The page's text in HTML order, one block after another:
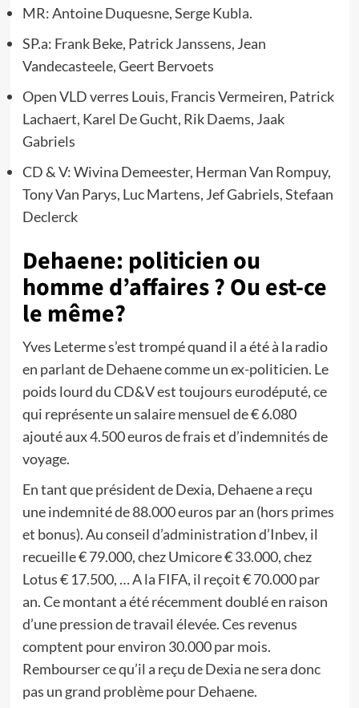
MR: Antoine Duquesne, Serge Kubla.
SP.a: Frank Beke, Patrick Janssens, Jean
Vandecasteele, Geert Bervoets
Open VLD verres Louis, Francis Vermeiren, Patrick
Lachaert, Karel De Gucht, Rik Daems, Jaak
Gabriels
CD & V: Wivina Demeester, Herman Van Rompuy,
Tony Van Parys, Luc Martens, Jef Gabriels, Stefaan
Declerck
Dehaene: politicien ou
homme d’affaires ? Ou est-ce
le même?
Yves Leterme s’est trompé quand il a été à la radio
en parlant de Dehaene comme un ex-politicien. Le
poids lourd du CD&V est toujours eurodéputé, ce
qui représente un salaire mensuel de € 6.080
ajouté aux 4.500 euros de frais et d’indemnités de
voyage.
En tant que président de Dexia, Dehaene a reçu
une indemnité de 88.000 euros par an (hors primes
et bonus). Au conseil d’administration d’Inbev, il
recueille € 79.000, chez Umicore € 33.000, chez
Lotus € 17.500, … A la FIFA, il reçoit € 70.000 par
an. Ce montant a été récemment doublé en raison
d’une pression de travail élevée. Ces revenus
comptent pour environ 30.000 par mois.
Rembourser ce qu’il a reçu de Dexia ne sera donc
pas un grand problème pour Dehaene.